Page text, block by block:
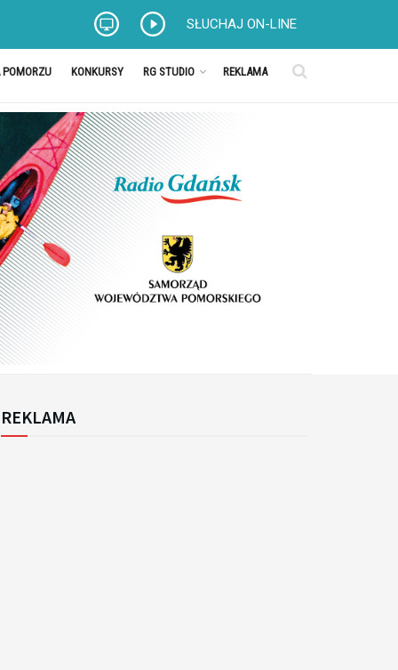
SŁUCHAJ ON-LINE
KONKURSY RG STUDIO REKLAMA
REKLAMA